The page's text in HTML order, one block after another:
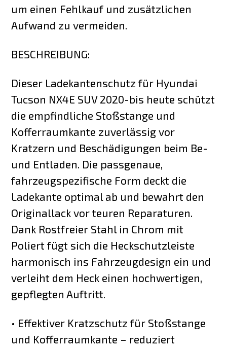
um einen Fehlkauf und zusätzlichen
Aufwand zu vermeiden.
BESCHREIBUNG:
Dieser Ladekantenschutz für Hyundai
Tucson NX4E SUV 2020-bis heute schützt
die empfindliche Stoßstange und
Kofferraumkante zuverlässig vor
Kratzern und Beschädigungen beim Be-
und Entladen. Die passgenaue,
fahrzeugspezifische Form deckt die
Ladekante optimal ab und bewahrt den
Originallack vor teuren Reparaturen.
Dank Rostfreier Stahl in Chrom mit
Poliert fügt sich die Heckschutzleiste
harmonisch ins Fahrzeugdesign ein und
verleiht dem Heck einen hochwertigen,
gepflegten Auftritt.
• Effektiver Kratzschutz für Stoßstange
und Kofferraumkante – reduziert